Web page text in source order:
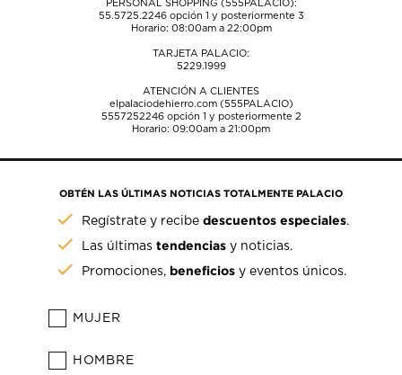
PERSONAL SHOPPING (555PALACIO):
55.5725.2246opción 1 y posteriormente 3
Horario: 08:00am a 22:00pm
TARJETA PALACIO:
5229.1999
ATENCIÓN A CLIENTES
elpalaciodehierro.com (555PALACIO)
5557252246opción 1 y posteriormente 2
Horario: 09:00am a 21:00pm
OBTÉN LAS ÚLTIMAS NOTICIAS TOTALMENTE PALACIO
Regístrate y recibedescuentos especiales.
Las últimastendencias y noticias.
Promociones, beneficios y eventos únicos.
MUJER
HOMBRE